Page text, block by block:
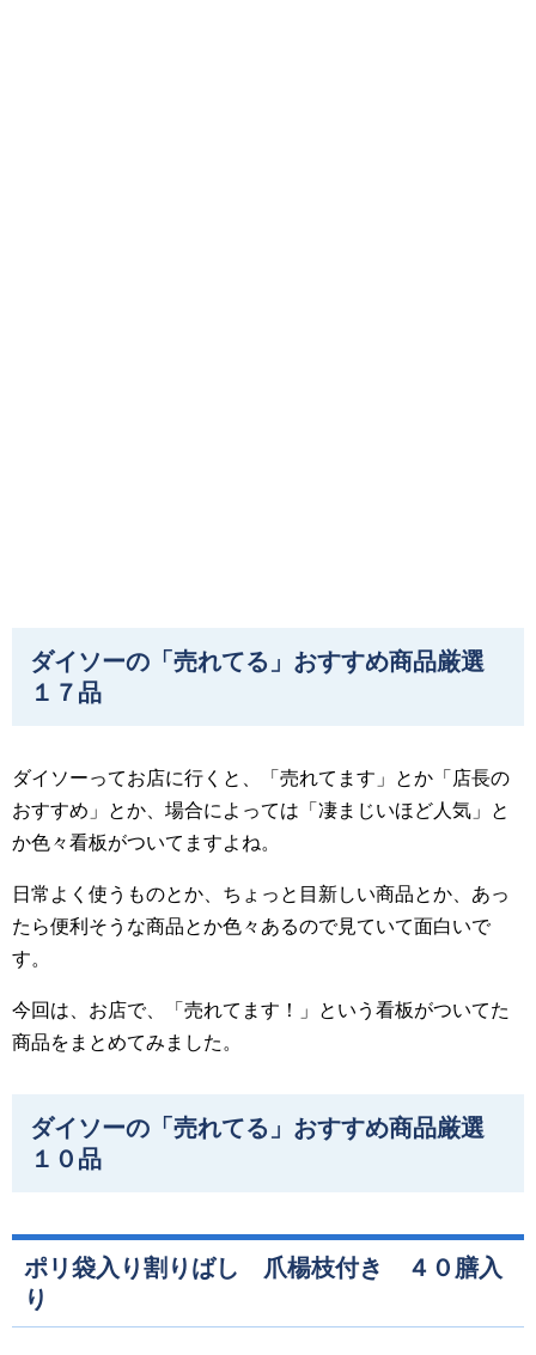
ダイソーの「売れてる」おすすめ商品厳選
１７品
ダイソーってお店に行くと、「売れてます」とか「店長の
おすすめ」とか、場合によっては「凄まじいほど人気」と
か色々看板がついてますよね。
日常よく使うものとか、ちょっと目新しい商品とか、あっ
たら便利そうな商品とか色々あるので見ていて面白いで
す。
今回は、お店で、「売れてます！」という看板がついてた
商品をまとめてみました。
ダイソーの「売れてる」おすすめ商品厳選
１０品
ポリ袋入り割りばし 爪楊枝付き ４０膳入
り